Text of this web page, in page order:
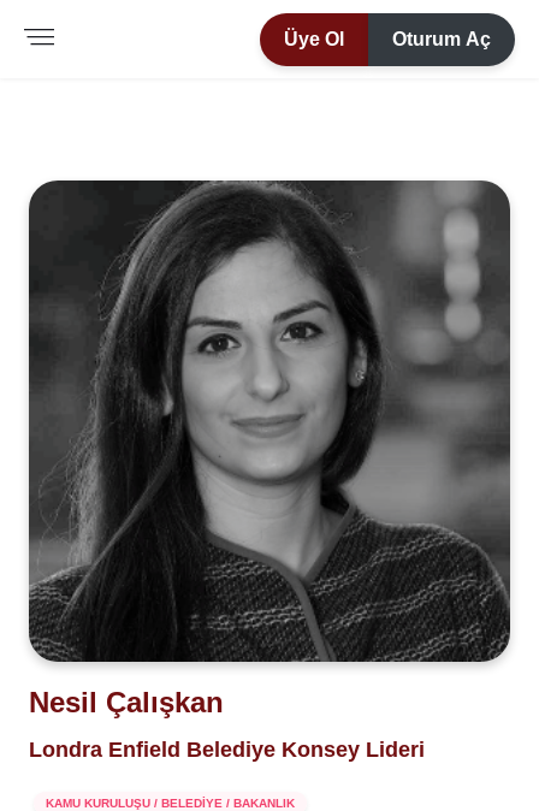
Üye Ol Oturum Aç
Nesil Çalışkan
Londra Enfield Belediye Konsey Lideri
KAMU KURULUŞU / BELEDİYE / BAKANLIK